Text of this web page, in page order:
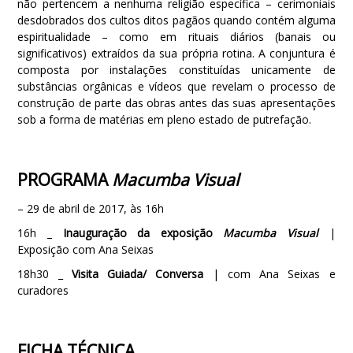
não pertencem a nenhuma religião específica – cerimoniais
desdobrados dos cultos ditos pagãos quando contém alguma
espiritualidade – como em rituais diários (banais ou
significativos) extraídos da sua própria rotina. A conjuntura é
composta por instalações constituídas unicamente de
substâncias orgânicas e vídeos que revelam o processo de
construção de parte das obras antes das suas apresentações
sob a forma de matérias em pleno estado de putrefação.
PROGRAMAMacumba Visual
– 29 de abril de 2017, às 16h
16h _ Inauguração da exposição Macumba Visual|
Exposição com Ana Seixas
18h30 _ Visita Guiada/ Conversa | com Ana Seixas e
curadores